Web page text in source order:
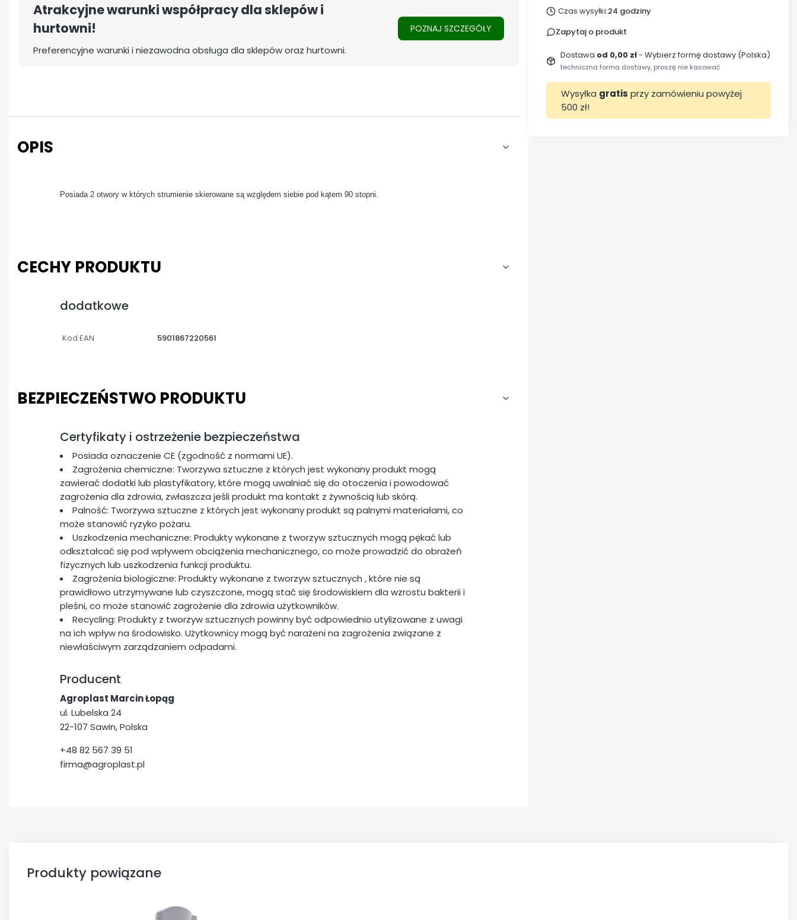
Atrakcyjne warunki współpracy dla sklepów i
hurtowni!
Preferencyjne warunki i niezawodna obsługa dla sklepów oraz hurtowni.
POZNAJ SZCZEGÓŁY
OPIS
Posiada 2 otwory w których strumienie skierowane są względem siebie pod kątem 90 stopni.
CECHY PRODUKTU
dodatkowe
Kod EAN 5901867220561
BEZPIECZEŃSTWO PRODUKTU
Certyfikaty i ostrzeżenie bezpieczeństwa
Posiada oznaczenie CE (zgodność z normami UE).
Zagrożenia chemiczne: Tworzywa sztuczne z których jest wykonany produkt mogą
zawierać dodatki lub plastyfikatory, które mogą uwalniać się do otoczenia i powodować
zagrożenia dla zdrowia, zwłaszcza jeśli produkt ma kontakt z żywnością lub skórą.
Palność: Tworzywa sztuczne z których jest wykonany produkt są palnymi materiałami, co
może stanowić ryzyko pożaru.
Uszkodzenia mechaniczne: Produkty wykonane z tworzyw sztucznych mogą pękać lub
odkształcać się pod wpływem obciążenia mechanicznego, co może prowadzić do obrażeń
fizycznych lub uszkodzenia funkcji produktu.
Zagrożenia biologiczne: Produkty wykonane z tworzyw sztucznych , które nie są
prawidłowo utrzymywane lub czyszczone, mogą stać się środowiskiem dla wzrostu bakterii i
pleśni, co może stanowić zagrożenie dla zdrowia użytkowników.
Recycling: Produkty z tworzyw sztucznych powinny być odpowiednio utylizowane z uwagi
na ich wpływ na środowisko. Użytkownicy mogą być narażeni na zagrożenia związane z
niewłaściwym zarządzaniem odpadami.
Producent
Agroplast Marcin Łopąg
ul. Lubelska 24
22-107 Sawin, Polska
+48 82 567 39 51
firma@agroplast.pl
Czas wysyłki:24 godziny
Zapytaj o produkt
Dostawa od 0,00 zł- Wybierz formę dostawy (Polska)
techniczna forma dostawy, proszę nie kasować
Wysyłka gratis przy zamówieniu powyżej
500 zł!
Produkty powiązane